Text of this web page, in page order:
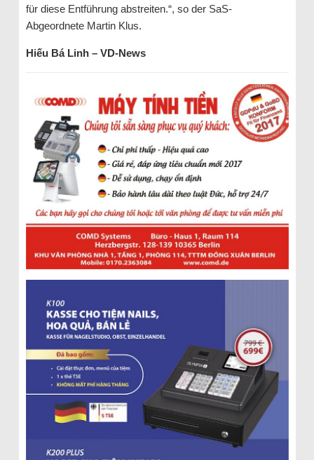
für diese Entführung abstreiten.“, so der SaS-
Abgeordnete Martin Klus.
Hiếu Bá Linh – VD-News